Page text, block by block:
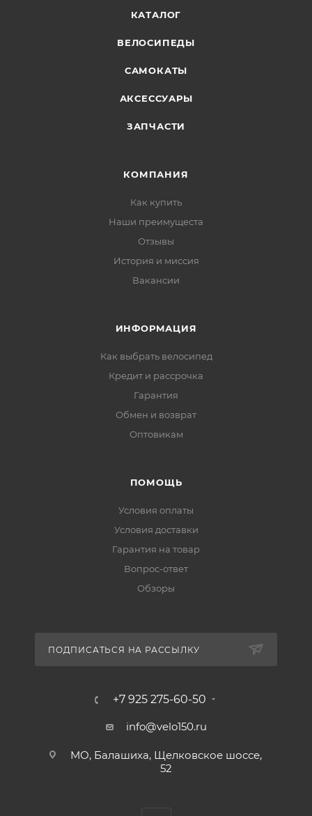
КАТАЛОГ
ВЕЛОСИПЕДЫ
САМОКАТЫ
АКСЕССУАРЫ
ЗАПЧАСТИ
КОМПАНИЯ
Как купить
Наши преимущеста
Отзывы
История и миссия
Вакансии
ИНФОРМАЦИЯ
Как выбрать велосипед
Кредит и рассрочка
Гарантия
Обмен и возврат
Оптовикам
ПОМОЩЬ
Условия оплаты
Условия доставки
Гарантия на товар
Вопрос-ответ
Обзоры
ПОДПИСАТЬСЯ НА РАССЫЛКУ
+7 925 275-60-50
info@velo150.ru
МО, Балашиха, Щелковское шоссе,
52